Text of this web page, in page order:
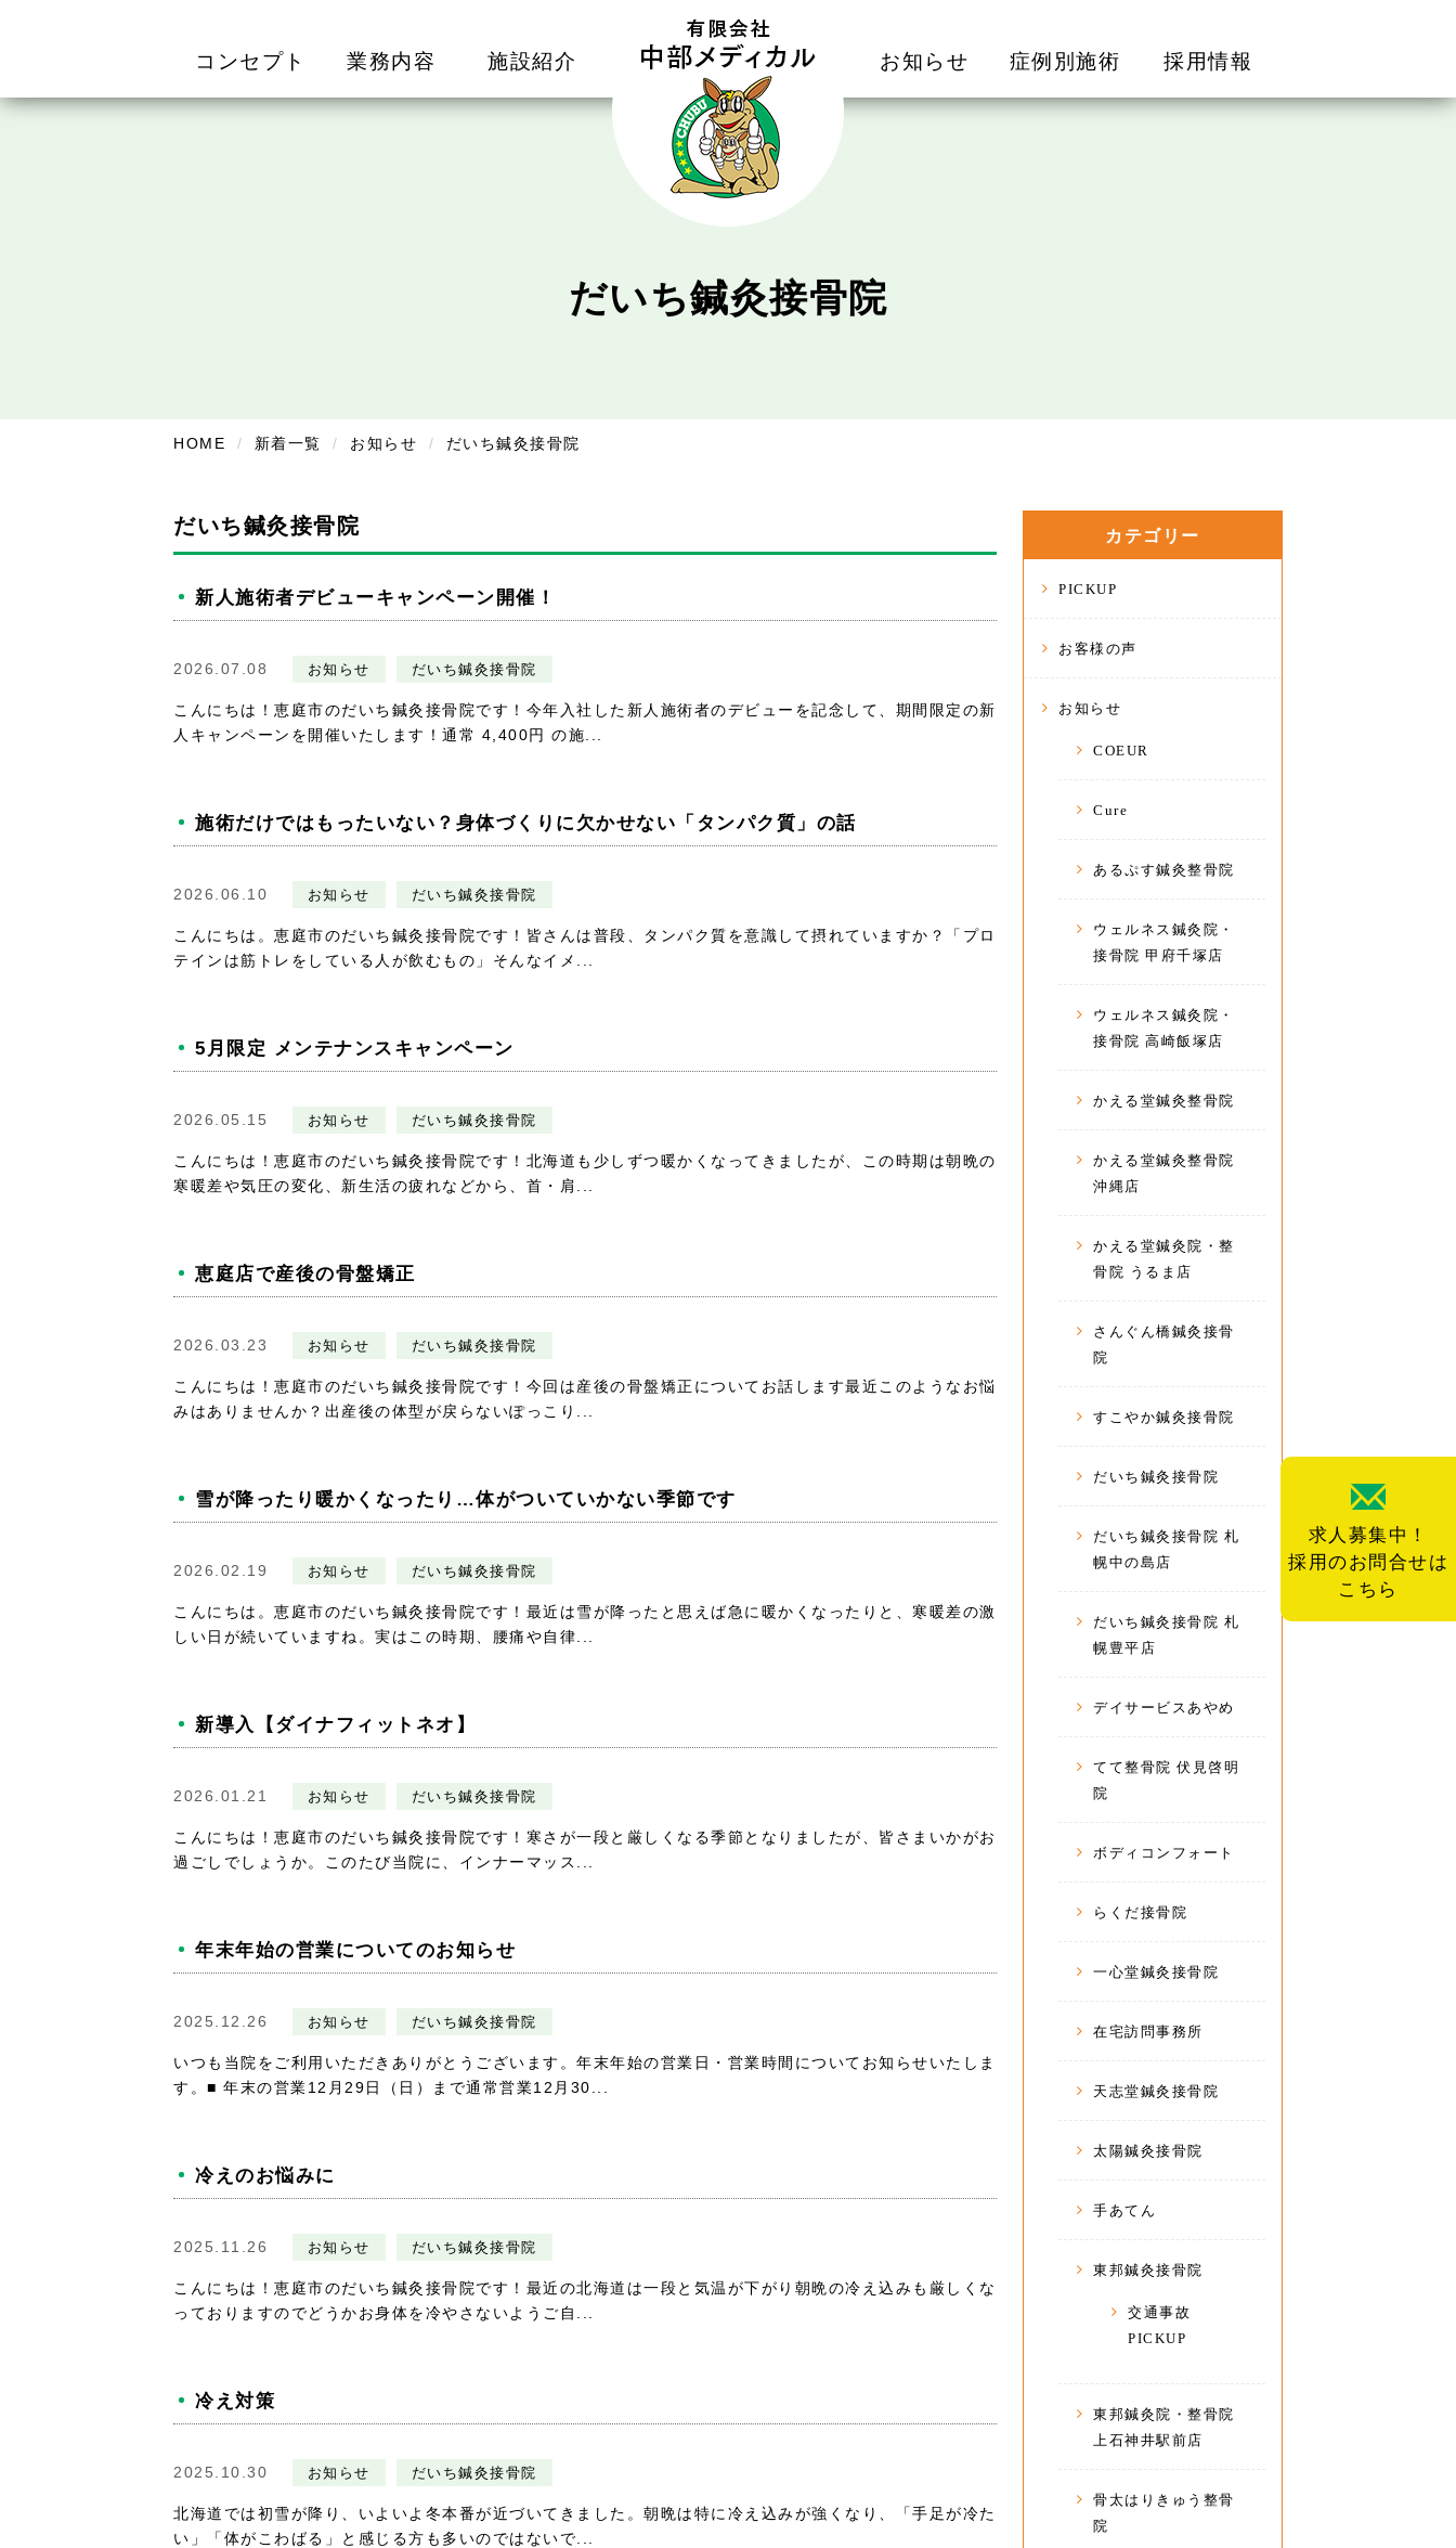
コンセプト 業務内容 施設紹介 お知らせ 症例別施術 採用情報
求人募集中！
採用のお問合せは
こちら
だいち鍼灸接骨院
HOME 新着一覧 お知らせ だいち鍼灸接骨院
だいち鍼灸接骨院
新人施術者デビューキャンペーン開催！
2026.07.08 お知らせ だいち鍼灸接骨院
こんにちは！恵庭市のだいち鍼灸接骨院です！今年入社した新人施術者のデビューを記念して、期間限定の新
人キャンペーンを開催いたします！通常 4,400円 の施...
施術だけではもったいない？身体づくりに欠かせない「タンパク質」の話
2026.06.10 お知らせ だいち鍼灸接骨院
こんにちは。恵庭市のだいち鍼灸接骨院です！皆さんは普段、タンパク質を意識して摂れていますか？「プロ
テインは筋トレをしている人が飲むもの」そんなイメ...
5月限定 メンテナンスキャンペーン
2026.05.15 お知らせ だいち鍼灸接骨院
こんにちは！恵庭市のだいち鍼灸接骨院です！北海道も少しずつ暖かくなってきましたが、この時期は朝晩の
寒暖差や気圧の変化、新生活の疲れなどから、首・肩...
恵庭店で産後の骨盤矯正
2026.03.23 お知らせ だいち鍼灸接骨院
こんにちは！恵庭市のだいち鍼灸接骨院です！今回は産後の骨盤矯正についてお話します最近このようなお悩
みはありませんか？出産後の体型が戻らないぽっこり...
雪が降ったり暖かくなったり…体がついていかない季節です
2026.02.19 お知らせ だいち鍼灸接骨院
こんにちは。恵庭市のだいち鍼灸接骨院です！最近は雪が降ったと思えば急に暖かくなったりと、寒暖差の激
しい日が続いていますね。実はこの時期、腰痛や自律...
新導入【ダイナフィットネオ】
2026.01.21 お知らせ だいち鍼灸接骨院
こんにちは！恵庭市のだいち鍼灸接骨院です！寒さが一段と厳しくなる季節となりましたが、皆さまいかがお
過ごしでしょうか。このたび当院に、インナーマッス...
年末年始の営業についてのお知らせ
2025.12.26 お知らせ だいち鍼灸接骨院
いつも当院をご利用いただきありがとうございます。年末年始の営業日・営業時間についてお知らせいたしま
す。■ 年末の営業12月29日（日）まで通常営業12月30...
冷えのお悩みに
2025.11.26 お知らせ だいち鍼灸接骨院
こんにちは！恵庭市のだいち鍼灸接骨院です！最近の北海道は一段と気温が下がり朝晩の冷え込みも厳しくな
っておりますのでどうかお身体を冷やさないようご自...
冷え対策
2025.10.30 お知らせ だいち鍼灸接骨院
北海道では初雪が降り、いよいよ冬本番が近づいてきました。朝晩は特に冷え込みが強くなり、「手足が冷た
い」「体がこわばる」と感じる方も多いのではないで...
カテゴリー
PICKUP
お客様の声
お知らせ
COEUR
Cure
あるぷす鍼灸整骨院
ウェルネス鍼灸院・
接骨院 甲府千塚店
ウェルネス鍼灸院・
接骨院 高崎飯塚店
かえる堂鍼灸整骨院
かえる堂鍼灸整骨院
沖縄店
かえる堂鍼灸院・整
骨院 うるま店
さんぐん橋鍼灸接骨
院
すこやか鍼灸接骨院
だいち鍼灸接骨院
だいち鍼灸接骨院 札
幌中の島店
だいち鍼灸接骨院 札
幌豊平店
デイサービスあやめ
てて整骨院 伏見啓明
院
ボディコンフォート
らくだ接骨院
一心堂鍼灸接骨院
在宅訪問事務所
天志堂鍼灸接骨院
太陽鍼灸接骨院
手あてん
東邦鍼灸接骨院
交通事故
PICKUP
東邦鍼灸院・整骨院
上石神井駅前店
骨太はりきゅう整骨
院